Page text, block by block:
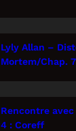
Lyly Allan –
Mortem/Chap. 7
Rencontre
4 : Coreff